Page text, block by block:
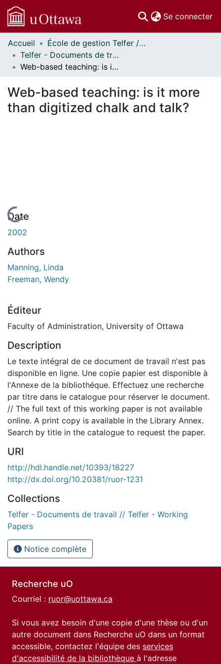
Se connecter
Communautés
et collections
Parcourir
À propos
Accueil
École de gestion Telfer // Telfer School of Management
Telfer - Documents de travail // Telfer - Working Papers
Web-based teaching: is it more than digitized chalk and talk?
Web-based teaching: is it more
than digitized chalk and talk?
En cours de chargement...
Date
2002
Authors
Manning, Linda
Freeman, Wendy
Éditeur
Faculty of Administration, University of Ottawa
Description
Le texte intégral de ce document de travail n'est pas
disponible en ligne. Une copie papier est disponible à
l'Annexe de la bibliothéque. Effectuez une recherche
par titre dans le catalogue pour réserver le document.
// The full text of this working paper is not available
online. A print copy is available in the Library Annex.
Search by title in the catalogue to request the paper.
URI
http://hdl.handle.net/10393/18227
http://dx.doi.org/10.20381/ruor-1231
Collections
Telfer - Documents de travail // Telfer - Working
Papers
Notice complète
Recherche uO
Courriel : ruor@uottawa.ca
Si vous avez besoin d'une copie d'une thèse ou d'un
autre document dans Recherche uO dans un format
accessible, contactez l'équipe des services
d'accessibilité de la bibliothèque à l'adresse